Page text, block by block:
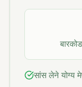
सांस लेने योग्य